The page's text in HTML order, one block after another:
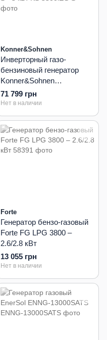
Konner&Sohnen
Инверторный газо-
бензиновый генератор
Konner&Sohnen
KS5500iEG S - 5 кВт
71 799 грн
Нет в наличии
Forte
Генератор бензо-газовый
Forte FG LPG 3800 –
2.6/2.8 кВт
13 055 грн
Нет в наличии